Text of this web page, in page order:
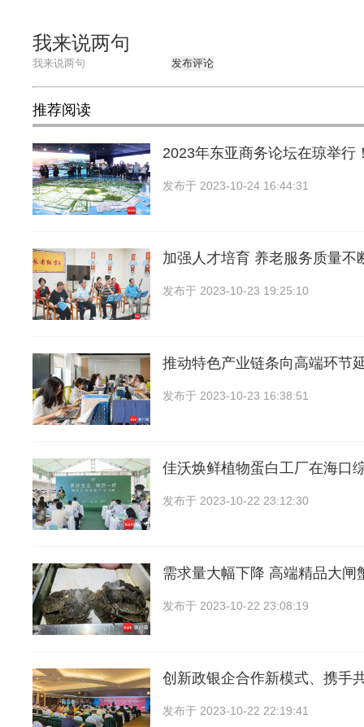
我来说两句
发布评论
推荐阅读
2023年东亚商务论坛在琼举行
发布于 2023-10-24 16:44:31
加强人才培育 养老服务质量不
发布于 2023-10-23 19:25:10
推动特色产业链条向高端环节
发布于 2023-10-23 16:38:51
佳沃焕鲜植物蛋白工厂在海口
发布于 2023-10-22 23:12:30
需求量大幅下降 高端精品大闸
发布于 2023-10-22 23:08:19
创新政银企合作新模式、携手
发布于 2023-10-22 22:19:41